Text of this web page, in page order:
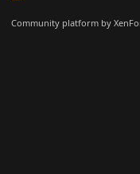
Community platform by